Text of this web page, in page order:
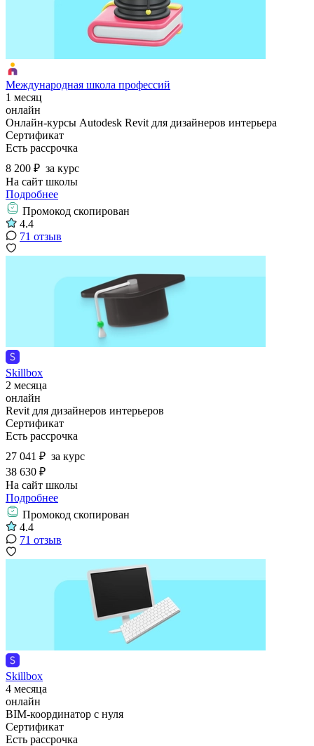
Международная школа профессий
1 месяц
онлайн
Онлайн-курсы Autodesk Revit для дизайнеров интерьера
Сертификат
Есть рассрочка
8 200 ₽ за курс
На сайт школы
Подробнее
Промокод скопирован
4.4
71 отзыв
Skillbox
2 месяца
онлайн
Revit для дизайнеров интерьеров
Сертификат
Есть рассрочка
27 041 ₽ за курс
38 630 ₽
На сайт школы
Подробнее
Промокод скопирован
4.4
71 отзыв
Skillbox
4 месяца
онлайн
BIM-координатор с нуля
Сертификат
Есть рассрочка